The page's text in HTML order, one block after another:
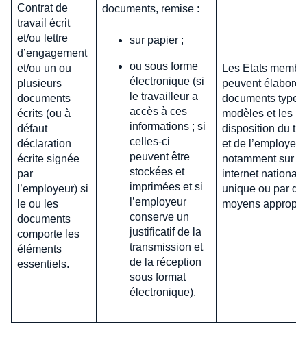
Contrat de
travail écrit
et/ou lettre
d’engagement
et/ou un ou
plusieurs
documents
écrits (ou à
défaut
déclaration
écrite signée
par
l’employeur) si
le ou les
documents
comporte les
éléments
essentiels.
documents, remise :
sur papier ;
ou sous forme
électronique (si
le travailleur a
accès à ces
informations ; si
celles-ci
peuvent être
stockées et
imprimées et si
l’employeur
conserve un
justificatif de la
transmission et
de la réception
sous format
électronique).
Les Etats
peuvent élaborer
documents types
modèles et les
disposition du
et de l’employeur,
notamment sur
internet national
unique ou par
moyens